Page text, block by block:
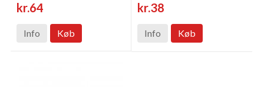
kr.64
Info Køb
kr.38
Info Køb